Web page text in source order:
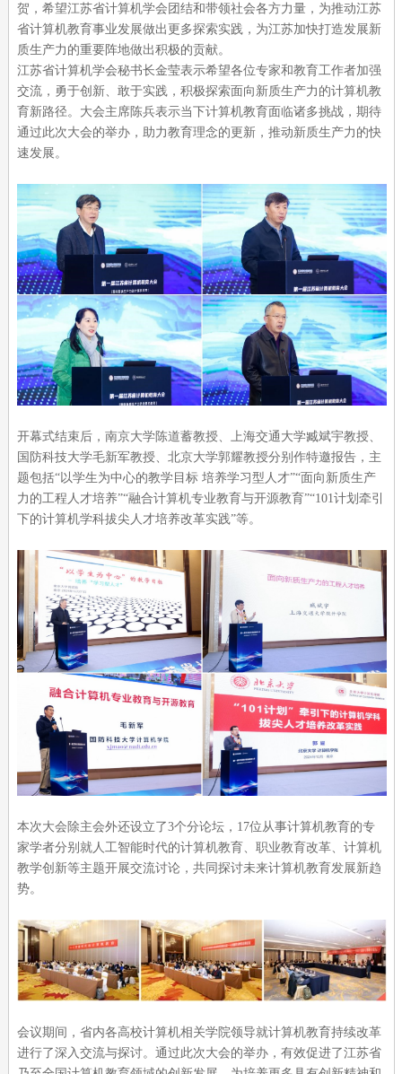
贺，希望江苏省计算机学会团结和带领社会各方力量，为推动江苏
省计算机教育事业发展做出更多探索实践，为江苏加快打造发展新
质生产力的重要阵地做出积极的贡献。
江苏省计算机学会秘书长金莹表示希望各位专家和教育工作者加强
交流，勇于创新、敢于实践，积极探索面向新质生产力的计算机教
育新路径。大会主席陈兵表示当下计算机教育面临诸多挑战，期待
通过此次大会的举办，助力教育理念的更新，推动新质生产力的快
速发展。
开幕式结束后，南京大学陈道蓄教授、上海交通大学臧斌宇教授、
国防科技大学毛新军教授、北京大学郭耀教授分别作特邀报告，主
题包括“以学生为中心的教学目标 培养学习型人才”“面向新质生产
力的工程人才培养”“融合计算机专业教育与开源教育”“101计划牵引
下的计算机学科拔尖人才培养改革实践”等。
本次大会除主会外还设立了3个分论坛，17位从事计算机教育的专
家学者分别就人工智能时代的计算机教育、职业教育改革、计算机
教学创新等主题开展交流讨论，共同探讨未来计算机教育发展新趋
势。
会议期间，省内各高校计算机相关学院领导就计算机教育持续改革
进行了深入交流与探讨。通过此次大会的举办，有效促进了江苏省